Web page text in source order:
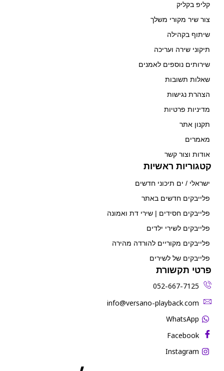
קליפ בקליק
צור שיר מקורי משלך
שיתוף בקהילה
תיקוני שירה ועריכה
שירותים נוספים לאמנים
שאלות תשובות
הצהרת נגישות
מדיניות פרטיות
תקנון אתר
מאמרים
אודות וצור קשר
קטגוריות ראשיות
ישראלי / ים תיכוני חדשים
פלייבקים חדשים באתר
פלייבקים חסידים | שירי דת ואמונה
פלייבקים לשירי ילדים
פלייבקים מקוריים להורדה מהירה
פלייבקים של לשירים
פרטי תקשורת
052-667-7125
‫info@versano-playback.com‬
WhatsApp
Facebook
Instagram